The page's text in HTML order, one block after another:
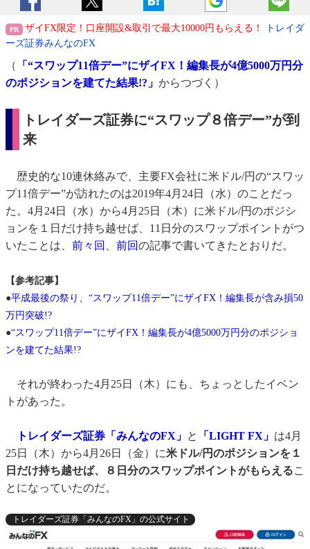
ザイFX限定！口座開設&取引で最大10000円もらえる！
トレイダ
ーズ証券みんなのFX
（
「“スワップ11倍デー”にザイFX！編集長が4億5000万円分
のポジションを建てた結果!?」 からつづく）
トレイダーズ証券に“スワップ８倍デー”が到
来
歴史的な10連休絡みで、主要FX会社に米ドル/円の“スワッ
プ11倍デー”が訪れたのは2019年4月24日（水）のことだっ
た。4月24日（水）から4月25日（木）に米ドル/円のポジシ
ョンを１日だけ持ち越せば、11日分のスワップポイントがつ
いたことは、 前々回 前回の記事で書いてきたとおりだ。
【参考記事】
●平成最後の祭り、“スワップ11倍デー”にザイFX！編集長が含み損50
万円突破!?
●“スワップ11倍デー”にザイFX！編集長が4億5000万円分のポジショ
ンを建てた結果!?
それが終わった4月25日（木）にも、ちょっとしたイベン
トがあった。
トレイダーズ証券「みんなのFX」 と 「LIGHT FX」 は4月
25日（木）から4月26日（金）に米ドル/円のポジションを１
日だけ持ち越せば、８日分のスワップポイントがもらえるこ
とになっていたのだ。
トレイダーズ証券「みんなのFX」の公式サイト